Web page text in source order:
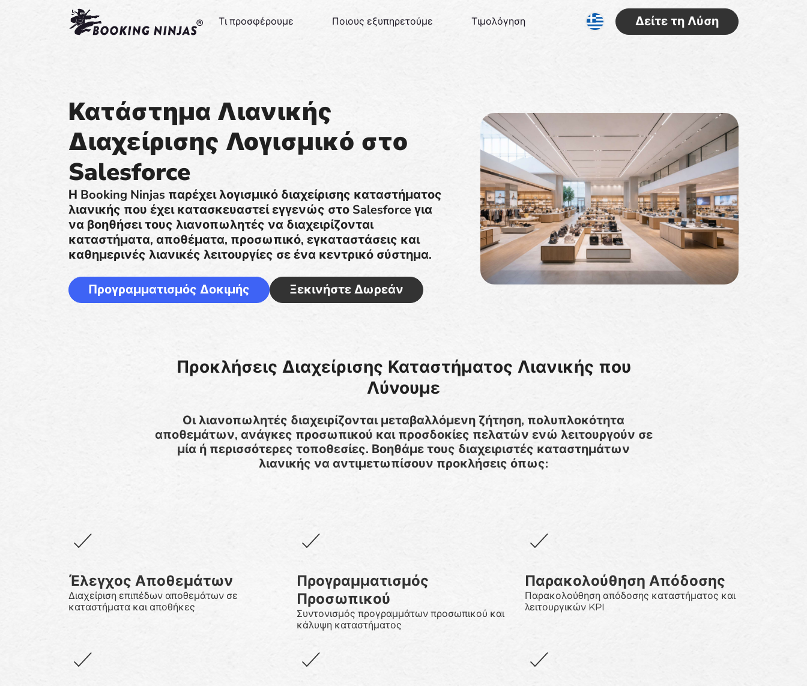
Δείτε τη Λύση
Τι προσφέρουμε Ποιους εξυπηρετούμε Τιμολόγηση
Κατάστημα Λιανικής
Διαχείρισης Λογισμικό στο
Salesforce
Η Booking Ninjas παρέχει λογισμικό διαχείρισης καταστήματος
λιανικής που έχει κατασκευαστεί εγγενώς στο Salesforce για
να βοηθήσει τους λιανοπωλητές να διαχειρίζονται
καταστήματα, αποθέματα, προσωπικό, εγκαταστάσεις και
καθημερινές λιανικές λειτουργίες σε ένα κεντρικό σύστημα.
Προγραμματισμός Δοκιμής Ξεκινήστε Δωρεάν
Προκλήσεις Διαχείρισης Καταστήματος Λιανικής που
Λύνουμε
Οι λιανοπωλητές διαχειρίζονται μεταβαλλόμενη ζήτηση, πολυπλοκότητα
αποθεμάτων, ανάγκες προσωπικού και προσδοκίες πελατών ενώ λειτουργούν σε
μία ή περισσότερες τοποθεσίες. Βοηθάμε τους διαχειριστές καταστημάτων
λιανικής να αντιμετωπίσουν προκλήσεις όπως:
Έλεγχος Αποθεμάτων
Διαχείριση επιπέδων αποθεμάτων σε
καταστήματα και αποθήκες
Προγραμματισμός
Προσωπικού
Συντονισμός προγραμμάτων προσωπικού και
κάλυψη καταστήματος
Παρακολούθηση Απόδοσης
Παρακολούθηση απόδοσης καταστήματος και
λειτουργικών KPI